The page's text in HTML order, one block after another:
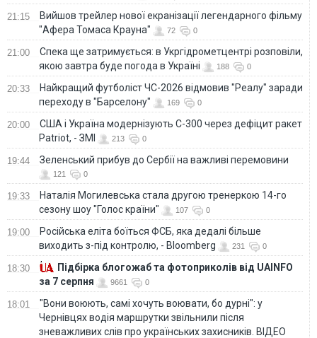
21:15
Вийшов трейлер нової екранізації легендарного фільму
"Афера Томаса Крауна"
72 0
21:00
Спека ще затримується: в Укргідрометцентрі розповіли,
якою завтра буде погода в Україні
188 0
20:33
Найкращий футболіст ЧС-2026 відмовив "Реалу" заради
переходу в "Барселону"
169 0
20:00
США і Україна модернізують С-300 через дефіцит ракет
Patriot, - ЗМІ
213 0
19:44 Зеленський прибув до Сербії на важливі перемовини
121 0
19:33
Наталія Могилевська стала другою тренеркою 14-го
сезону шоу "Голос країни"
107 0
19:00
Російська еліта боїться ФСБ, яка дедалі більше
виходить з-під контролю, - Bloomberg
231 0
18:30
Підбірка блогожаб та фотоприколів від UAINFO
за 7 серпня
9661 0
18:01
"Вони воюють, самі хочуть воювати, бо дурні": у
Чернівцях водія маршрутки звільнили після
зневажливих слів про українських захисників. ВІДЕО